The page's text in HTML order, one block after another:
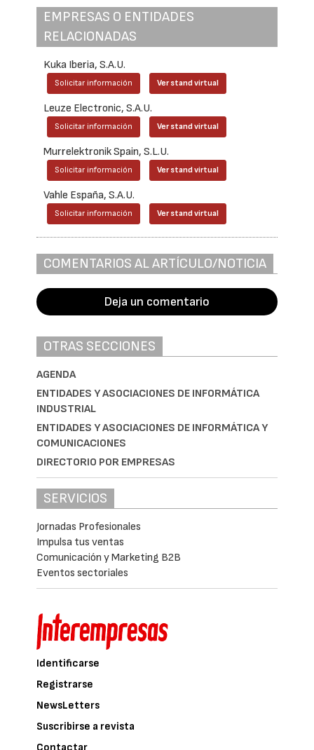
EMPRESAS O ENTIDADES
RELACIONADAS
Kuka Iberia, S.A.U.
Solicitar información Ver stand virtual
Leuze Electronic, S.A.U.
Solicitar información Ver stand virtual
Murrelektronik Spain, S.L.U.
Solicitar información Ver stand virtual
Vahle España, S.A.U.
Solicitar información Ver stand virtual
COMENTARIOS AL ARTÍCULO/NOTICIA
Deja un comentario
OTRAS SECCIONES
AGENDA
ENTIDADES Y ASOCIACIONES DE INFORMÁTICA
INDUSTRIAL
ENTIDADES Y ASOCIACIONES DE INFORMÁTICA Y
COMUNICACIONES
DIRECTORIO POR EMPRESAS
SERVICIOS
Jornadas Profesionales
Impulsa tus ventas
Comunicación y Marketing B2B
Eventos sectoriales
Identificarse
Registrarse
NewsLetters
Suscribirse a revista
Contactar